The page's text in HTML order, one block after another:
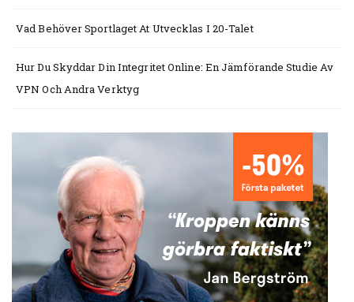
Vad Behöver Sportlaget At Utvecklas I 20-Talet
Hur Du Skyddar Din Integritet Online: En Jämförande Studie Av
VPN Och Andra Verktyg